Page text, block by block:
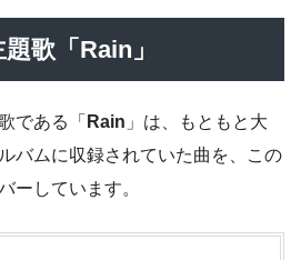
歌「Rain」
である「 Rain 」は、もともと大
バムに収録されていた曲を、この
ーしています。